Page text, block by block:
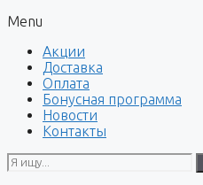
Menu
Акции
Доставка
Оплата
Бонусная программа
Новости
Контакты